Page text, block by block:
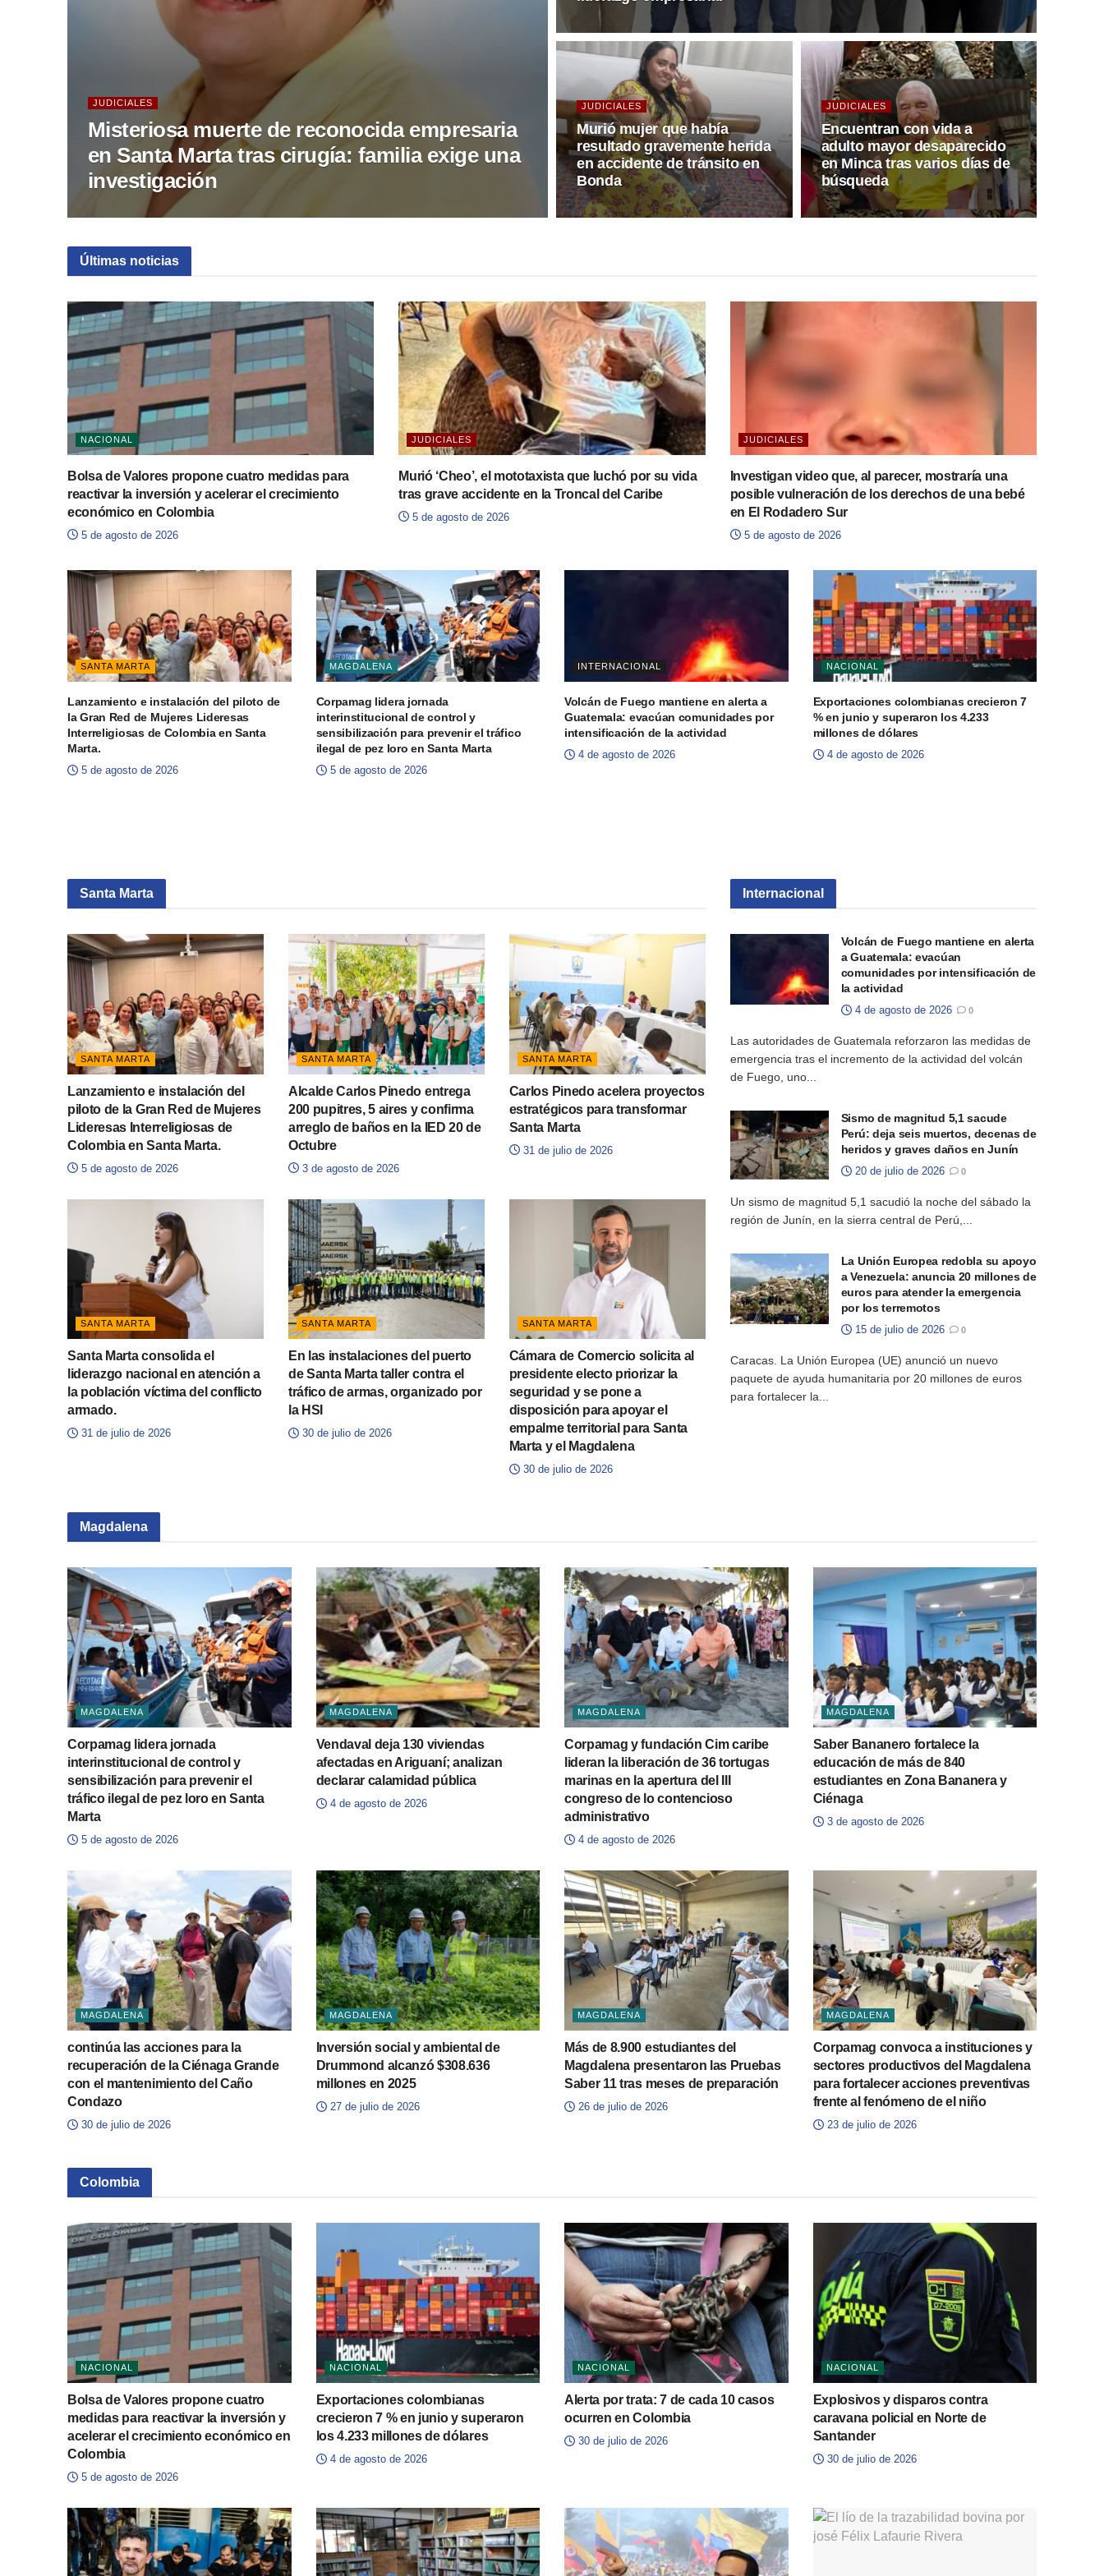
JUDICIALES
Misteriosa muerte de reconocida empresaria
en Santa Marta tras cirugía: familia exige una
investigación
JUDICIALES
Murió mujer que había
resultado gravemente herida
en accidente de tránsito en
Bonda
JUDICIALES
Encuentran con vida a
adulto mayor desaparecido
en Minca tras varios días de
búsqueda
Últimas noticias
NACIONAL
Bolsa de Valores propone cuatro medidas para
reactivar la inversión y acelerar el crecimiento
económico en Colombia
5 de agosto de 2026
JUDICIALES
Murió ‘Cheo’, el mototaxista que luchó por su vida
tras grave accidente en la Troncal del Caribe
5 de agosto de 2026
JUDICIALES
Investigan video que, al parecer, mostraría una
posible vulneración de los derechos de una bebé
en El Rodadero Sur
5 de agosto de 2026
SANTA MARTA
Lanzamiento e instalación del piloto de
la Gran Red de Mujeres Lideresas
Interreligiosas de Colombia en Santa
Marta.
5 de agosto de 2026
MAGDALENA
Corpamag lidera jornada
interinstitucional de control y
sensibilización para prevenir el tráfico
ilegal de pez loro en Santa Marta
5 de agosto de 2026
INTERNACIONAL
Volcán de Fuego mantiene en alerta a
Guatemala: evacúan comunidades por
intensificación de la actividad
4 de agosto de 2026
NACIONAL
Exportaciones colombianas crecieron 7
% en junio y superaron los 4.233
millones de dólares
4 de agosto de 2026
Santa Marta
SANTA MARTA
Lanzamiento e instalación del
piloto de la Gran Red de Mujeres
Lideresas Interreligiosas de
Colombia en Santa Marta.
5 de agosto de 2026
SANTA MARTA
Alcalde Carlos Pinedo entrega
200 pupitres, 5 aires y confirma
arreglo de baños en la IED 20 de
Octubre
3 de agosto de 2026
SANTA MARTA
Carlos Pinedo acelera proyectos
estratégicos para transformar
Santa Marta
31 de julio de 2026
SANTA MARTA
Santa Marta consolida el
liderazgo nacional en atención a
la población víctima del conflicto
armado.
31 de julio de 2026
SANTA MARTA
En las instalaciones del puerto
de Santa Marta taller contra el
tráfico de armas, organizado por
la HSI
30 de julio de 2026
SANTA MARTA
Cámara de Comercio solicita al
presidente electo priorizar la
seguridad y se pone a
disposición para apoyar el
empalme territorial para Santa
Marta y el Magdalena
30 de julio de 2026
Internacional
Volcán de Fuego mantiene en alerta
a Guatemala: evacúan
comunidades por intensificación de
la actividad
4 de agosto de 2026 0
Las autoridades de Guatemala reforzaron las medidas de
emergencia tras el incremento de la actividad del volcán
de Fuego, uno...
Sismo de magnitud 5,1 sacude
Perú: deja seis muertos, decenas de
heridos y graves daños en Junín
20 de julio de 2026 0
Un sismo de magnitud 5,1 sacudió la noche del sábado la
región de Junín, en la sierra central de Perú,...
La Unión Europea redobla su apoyo
a Venezuela: anuncia 20 millones de
euros para atender la emergencia
por los terremotos
15 de julio de 2026 0
Caracas. La Unión Europea (UE) anunció un nuevo
paquete de ayuda humanitaria por 20 millones de euros
para fortalecer la...
Magdalena
MAGDALENA
Corpamag lidera jornada
interinstitucional de control y
sensibilización para prevenir el
tráfico ilegal de pez loro en Santa
Marta
5 de agosto de 2026
MAGDALENA
Vendaval deja 130 viviendas
afectadas en Ariguaní; analizan
declarar calamidad pública
4 de agosto de 2026
MAGDALENA
Corpamag y fundación Cim caribe
lideran la liberación de 36 tortugas
marinas en la apertura del III
congreso de lo contencioso
administrativo
4 de agosto de 2026
MAGDALENA
Saber Bananero fortalece la
educación de más de 840
estudiantes en Zona Bananera y
Ciénaga
3 de agosto de 2026
MAGDALENA
continúa las acciones para la
recuperación de la Ciénaga Grande
con el mantenimiento del Caño
Condazo
30 de julio de 2026
MAGDALENA
Inversión social y ambiental de
Drummond alcanzó $308.636
millones en 2025
27 de julio de 2026
MAGDALENA
Más de 8.900 estudiantes del
Magdalena presentaron las Pruebas
Saber 11 tras meses de preparación
26 de julio de 2026
MAGDALENA
Corpamag convoca a instituciones y
sectores productivos del Magdalena
para fortalecer acciones preventivas
frente al fenómeno de el niño
23 de julio de 2026
Colombia
NACIONAL
Bolsa de Valores propone cuatro
medidas para reactivar la inversión y
acelerar el crecimiento económico en
Colombia
5 de agosto de 2026
NACIONAL
Exportaciones colombianas
crecieron 7 % en junio y superaron
los 4.233 millones de dólares
4 de agosto de 2026
NACIONAL
Alerta por trata: 7 de cada 10 casos
ocurren en Colombia
30 de julio de 2026
NACIONAL
Explosivos y disparos contra
caravana policial en Norte de
Santander
30 de julio de 2026